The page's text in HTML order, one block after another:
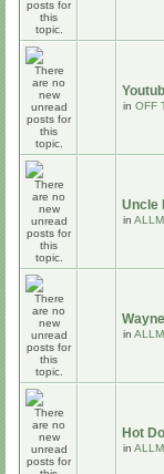
in OFF
Uncle
in
in
Hot
in